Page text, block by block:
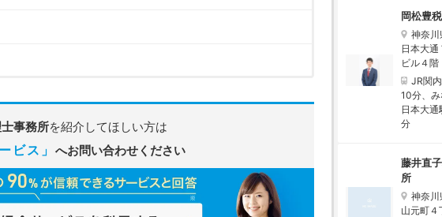
岡松豊
神奈川
日本大通
ビル４階
JR関
10分、
日本大通
分
藤井直
所
神奈川
山元町４
事務所を紹介してほしい方は
ビス」へお問い合わせください